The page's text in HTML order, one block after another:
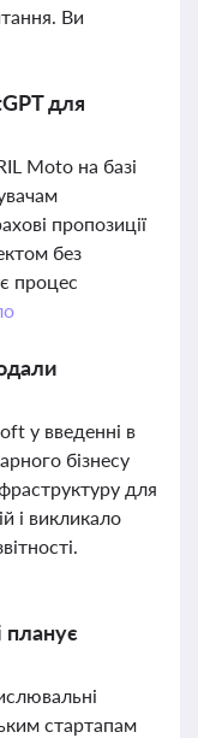
Ви
для
Moto на базі
пропозиції
без
процес
у введенні в
бізнесу
для
і викликало
планує
стартапам